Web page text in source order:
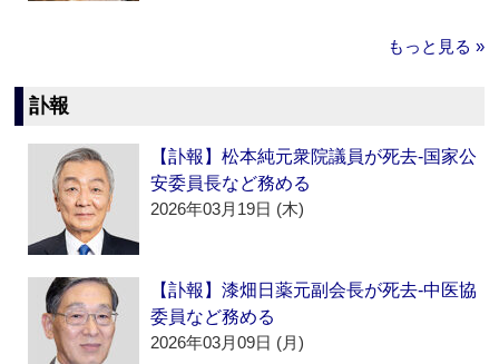
もっと見る »
訃報
【訃報】松本純元衆院議員が死去‐国家公
安委員長など務める
2026年03月19日 (木)
【訃報】漆畑日薬元副会長が死去‐中医協
委員など務める
2026年03月09日 (月)